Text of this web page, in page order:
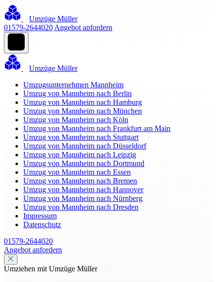
Umzüge Müller
01579-2644020 Angebot anfordern
Umzüge Müller
Umzugsunternehmen Mannheim
Umzug von Mannheim nach Berlin
Umzug von Mannheim nach Hamburg
Umzug von Mannheim nach München
Umzug von Mannheim nach Köln
Umzug von Mannheim nach Frankfurt am Main
Umzug von Mannheim nach Stuttgart
Umzug von Mannheim nach Düsseldorf
Umzug von Mannheim nach Leipzig
Umzug von Mannheim nach Dortmund
Umzug von Mannheim nach Essen
Umzug von Mannheim nach Bremen
Umzug von Mannheim nach Hannover
Umzug von Mannheim nach Nürnberg
Umzug von Mannheim nach Dresden
Impressum
Datenschutz
01579-2644020
Angebot anfordern
Umziehen mit Umzüge Müller